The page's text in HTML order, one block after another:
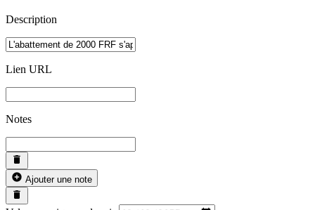
Description
Lien URL
Notes
Ajouter une note